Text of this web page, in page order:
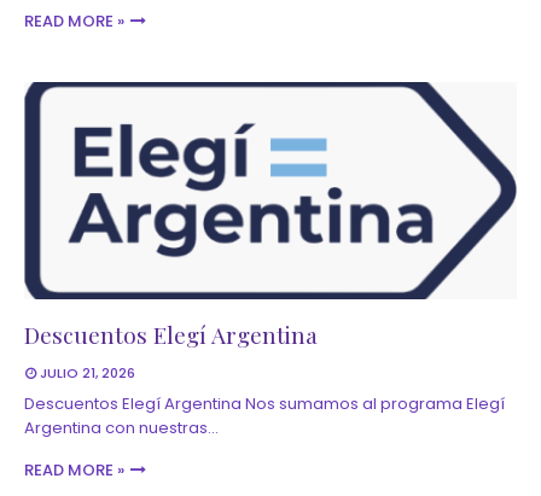
READ MORE »
Descuentos Elegí Argentina
JULIO 21, 2026
Descuentos Elegí Argentina Nos sumamos al programa Elegí
Argentina con nuestras…
READ MORE »